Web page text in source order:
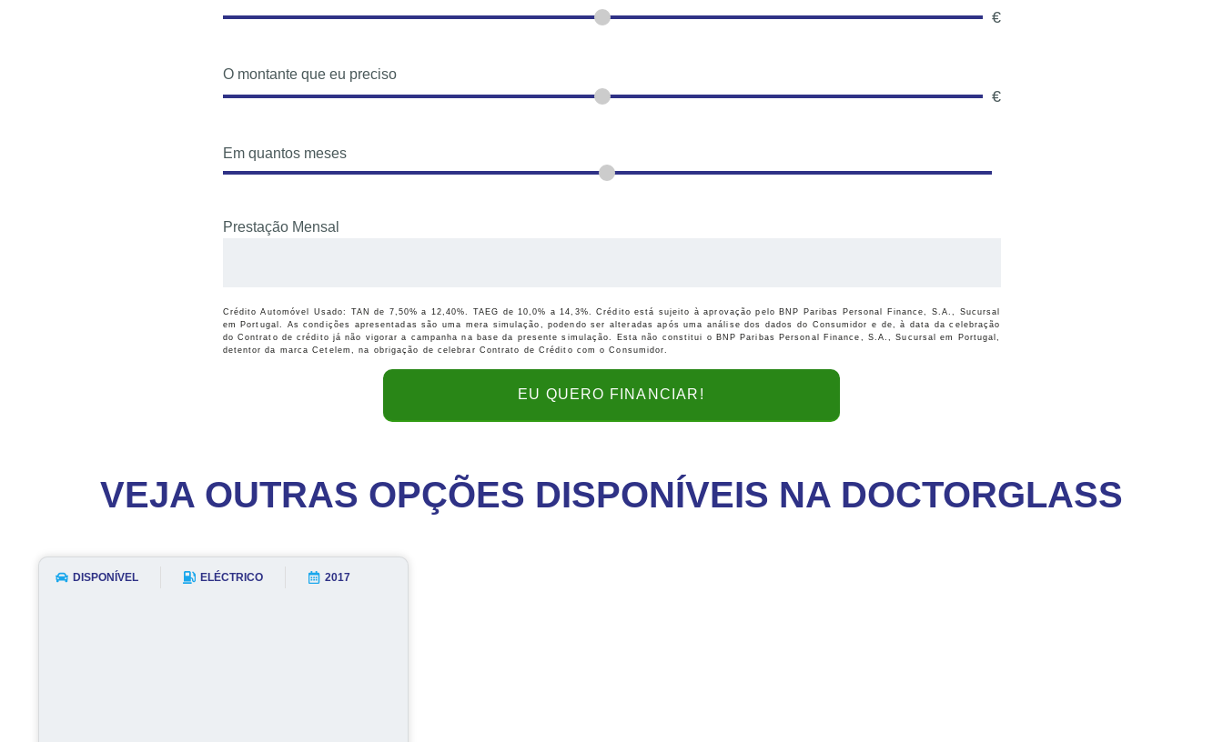
€
O montante que eu preciso
€
Em quantos meses
Prestação Mensal
Crédito Automóvel Usado: TAN de 7,50% a 12,40%. TAEG de 10,0% a 14,3%. Crédito está sujeito à aprovação pelo BNP Paribas Personal Finance, S.A., Sucursal
em Portugal. As condições apresentadas são uma mera simulação, podendo ser alteradas após uma análise dos dados do Consumidor e de, à data da celebração
do Contrato de crédito já não vigorar a campanha na base da presente simulação. Esta não constitui o BNP Paribas Personal Finance, S.A., Sucursal em Portugal,
detentor da marca Cetelem, na obrigação de celebrar Contrato de Crédito com o Consumidor.
EU QUERO FINANCIAR!
VEJA OUTRAS OPÇÕES DISPONÍVEIS NA DOCTORGLASS
DISPONÍVEL ELÉCTRICO 2017